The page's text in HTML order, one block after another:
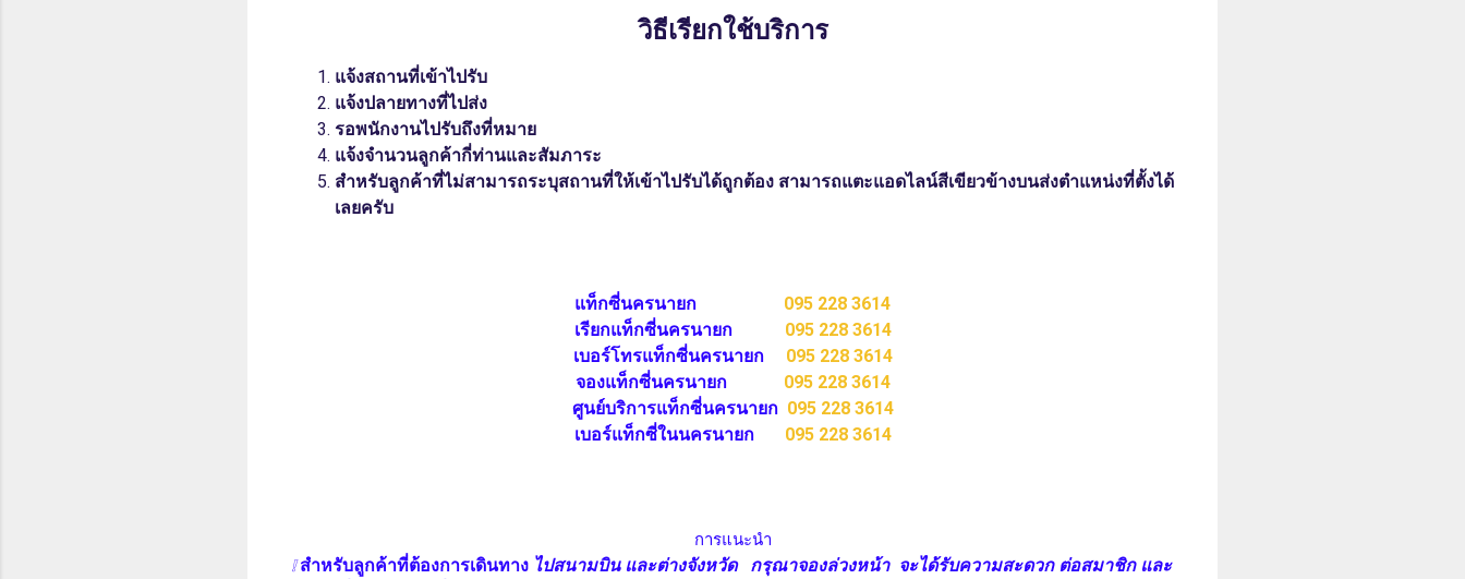
วิธีเรียกใช้บริการ
แจ้งสถานที่เข้าไปรับ
แจ้งปลายทางที่ไปส่ง
รอพนักงานไปรับถึงที่หมาย
แจ้งจำนวนลูกค้ากี่ท่านและสัมภาระ
สำหรับลูกค้าที่ไม่สามารถระบุสถานที่ให้เข้าไปรับได้ถูกต้อง สามารถแตะแอดไลน์สีเขียวข้างบนส่งตำแหน่งที่ตั้งได้
เลยครับ
แท็กซี่นครนายก 095 228 3614
เรียกแท็กซี่นครนายก 095 228 3614
เบอร์โทรแท็กซี่นครนายก 095 228 3614
จองแท็กซี่นครนายก 095 228 3614
ศูนย์บริการแท็กซี่นครนายก 095 228 3614
เบอร์แท็กซี่ในนครนายก 095 228 3614
การแนะนำ
❕ สำหรับลูกค้าที่ต้องการเดินทาง ไปสนามบิน และต่างจังหวัด กรุณาจองล่วงหน้า จะได้รับความสะดวก ต่อสมาชิก และ